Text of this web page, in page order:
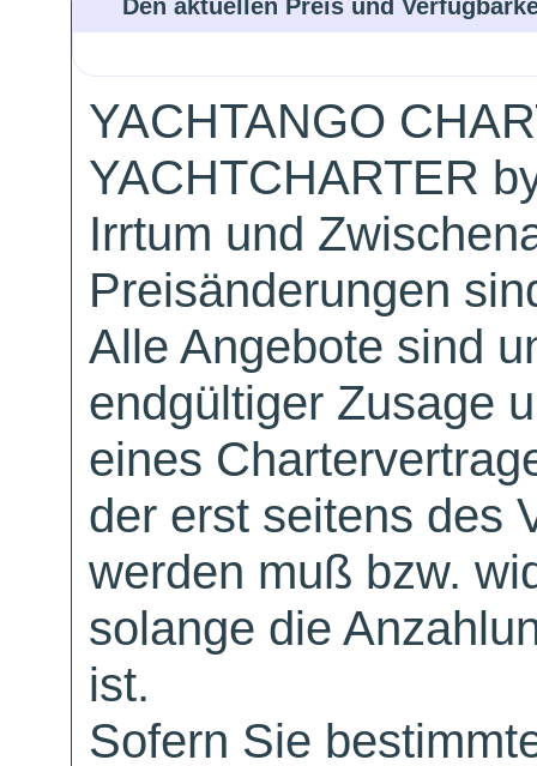
Den aktuellen Preis und
YACHTANGO
YACHTCHARTER
Irrtum und
Preisänderungen
Alle Angebote sind
endgültiger Zusage
eines
der erst seitens des
werden muß bzw.
solange die
ist.
Sofern Sie